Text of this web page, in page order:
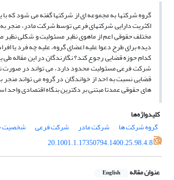
گروه شرکتها به مجموعه ای از شرکتها گفته می شود که
اکثریت دارایی شرکتهای فرعی توسط شرکت مادر، منجر
مختلف حقوقی اعم از ماهوی نظیر مسئولیت و شکلی
دیده برای طرح دعوا علیه اعضای گروه، علیه چه فرد یا
کدام حوزه قضایی رجوع کند؟ نگارندگان در این مقاله
شرکت فرعی مسئولیت محدود دارد، می تواند در صورت
قضایی نسبت به احد از خواندگان در گروه می تواند
های حقوقی عمدتا مبتنی بر دکترین بنگاه اقتصادی واحد
کلیدواژه‌ها
گروه شرکت ها
شرکت مادر شرکت فرعی شخصیت
20.1001.1.17350794.1400.25.98.4.8
عنوان مقاله English